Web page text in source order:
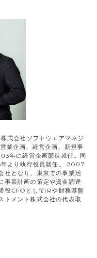
式会社ソフトウエアマネジ
業企画、経営企画、新規事
年に経営企画部長就任。同
より執行役員就任。 2007
社となり、東京での事業活
事業計画の策定や資金調達
役CFOとしてIRや財務基盤
トメント株式会社の代表取